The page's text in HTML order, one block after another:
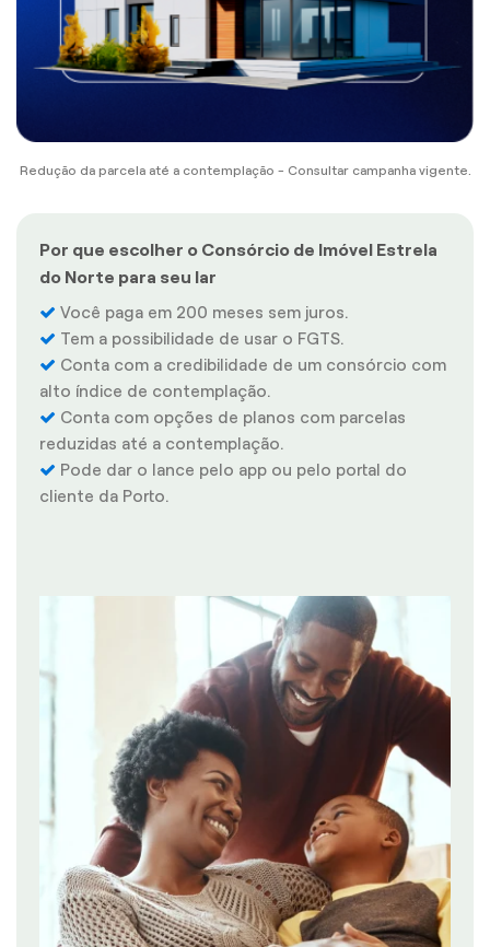
Redução da parcela até a contemplação - Consultar campanha vigente.
Por que escolher o Consórcio de Imóvel Estrela
do Norte para seu lar
Você paga em 200 meses sem juros.
Tem a possibilidade de usar o FGTS.
Conta com a credibilidade de um consórcio com
alto índice de contemplação.
Conta com opções de planos com parcelas
reduzidas até a contemplação.
Pode dar o lance pelo app ou pelo portal do
cliente da Porto.